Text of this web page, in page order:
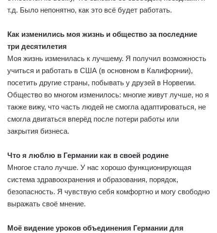
т.д. Было непонятно, как это всё будет работать.
Как изменились моя жизнь и общество за последние
три десятилетия
Моя жизнь изменилась к лучшему. Я получил возможность
учиться и работать в США (в основном в Калифорнии),
посетить другие страны, побывать у друзей в Норвегии.
Общество во многом изменилось: многие живут лучше, но я
также вижу, что часть людей не смогла адаптироваться, не
смогла двигаться вперёд после потери работы или
закрытия бизнеса.
Что я люблю в Германии как в своей родине
Многое стало лучше. У нас хорошо функционирующая
система здравоохранения и образования, порядок,
безопасность. Я чувствую себя комфортно и могу свободно
выражать своё мнение.
Моё видение уроков объединения Германии для